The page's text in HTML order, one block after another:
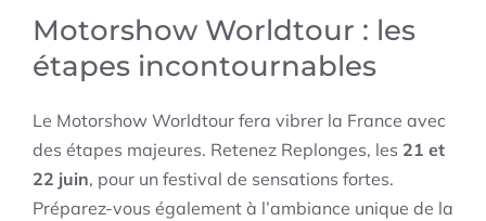
Motorshow Worldtour : les
étapes incontournables
Le Motorshow Worldtour fera vibrer la France avec
des étapes majeures. Retenez Replonges, les 21 et
22 juin, pour un festival de sensations fortes.
Préparez-vous également à l’ambiance unique de la